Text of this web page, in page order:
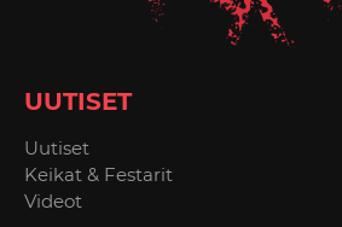
UUTISET
Uutiset
Keikat & Festarit
Videot